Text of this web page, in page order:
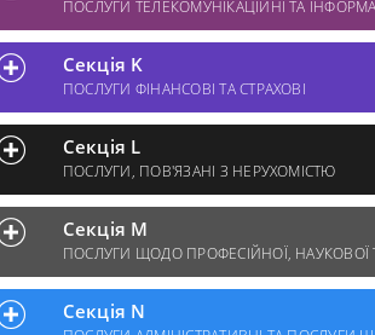
ПОСЛУГИ ТЕЛЕКОМУНІКАЦІЙНІ ТА
Секція K
ПОСЛУГИ ФІНАНСОВІ ТА СТРАХОВІ
Секція L
ПОСЛУГИ, ПОВ'ЯЗАНІ З НЕРУХОМІСТЮ
Секція M
ПОСЛУГИ ЩОДО ПРОФЕСІЙНОЇ, НАУКОВОЇ
Секція N